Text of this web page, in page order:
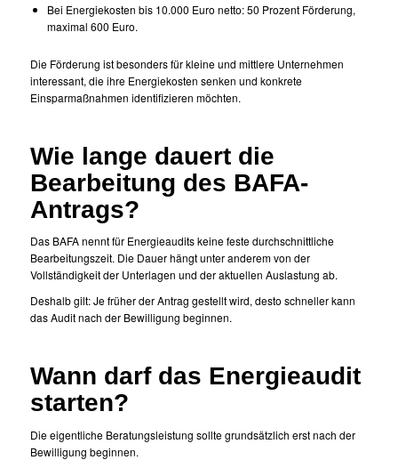
Bei Energiekosten bis 10.000 Euro netto: 50 Prozent Förderung,
maximal 600 Euro.
Die Förderung ist besonders für kleine und mittlere Unternehmen
interessant, die ihre Energiekosten senken und konkrete
Einsparmaßnahmen identifizieren möchten.
Wie lange dauert die
Bearbeitung des BAFA-
Antrags?
Das BAFA nennt für Energieaudits keine feste durchschnittliche
Bearbeitungszeit. Die Dauer hängt unter anderem von der
Vollständigkeit der Unterlagen und der aktuellen Auslastung ab.
Deshalb gilt: Je früher der Antrag gestellt wird, desto schneller kann
das Audit nach der Bewilligung beginnen.
Wann darf das Energieaudit
starten?
Die eigentliche Beratungsleistung sollte grundsätzlich erst nach der
Bewilligung beginnen.